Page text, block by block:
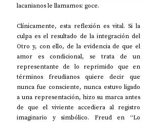
lacanianos le llamamos: goce.
Clínicamente, esta reflexión es vital. Si la
culpa es el resultado de la integración del
Otro y, con ello, de la evidencia de que el
amor es condicional, se trata de un
representante de lo reprimido que en
términos freudianos quiere decir que
nunca fue consciente, nunca estuvo ligado
a una representación, hizo su marca antes
de que el viviente accediera al registro
imaginario y simbólico. Freud en “Lo